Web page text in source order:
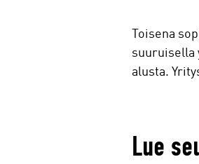
Toisena
suuruisella
alusta.
Lue